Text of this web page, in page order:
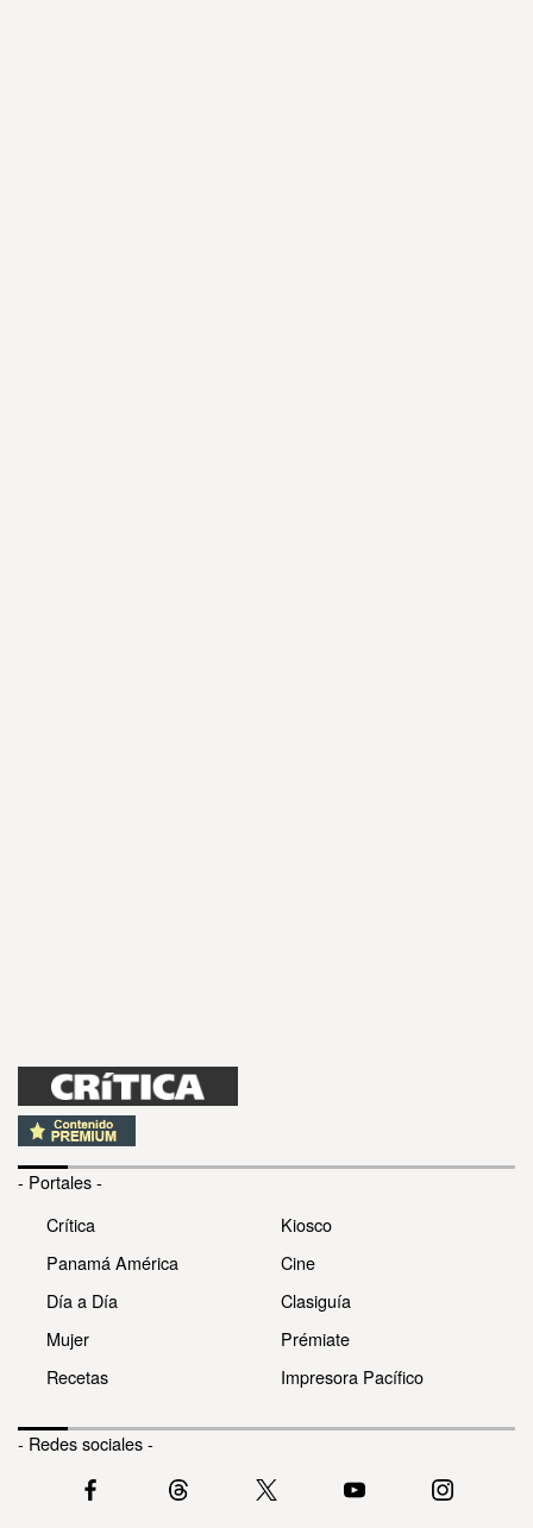
- Portales -
Crítica
Panamá América
Día a Día
Mujer
Recetas
Kiosco
Cine
Clasiguía
Prémiate
Impresora Pacífico
- Redes sociales -